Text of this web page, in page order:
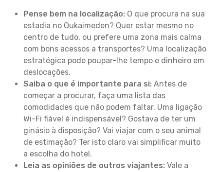
Pense bem na localização: O que procura na sua
estadia no Oukaimeden? Quer estar mesmo no
centro de tudo, ou prefere uma zona mais calma
com bons acessos a transportes? Uma localização
estratégica pode poupar-lhe tempo e dinheiro em
deslocações.
Saiba o que é importante para si: Antes de
começar a procurar, faça uma lista das
comodidades que não podem faltar. Uma ligação
Wi-Fi fiável é indispensável? Gostava de ter um
ginásio à disposição? Vai viajar com o seu animal
de estimação? Ter isto claro vai simplificar muito
a escolha do hotel.
Leia as opiniões de outros viajantes: Vale a